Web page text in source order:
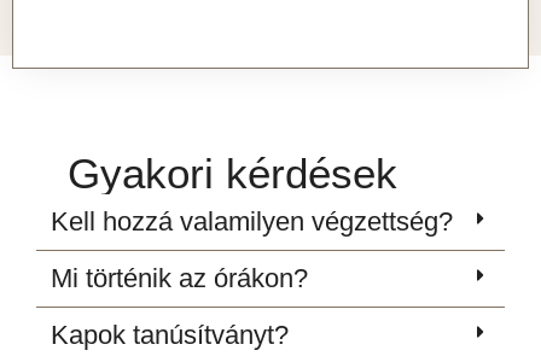
Gyakori kérdések
Kell hozzá valamilyen végzettség?
Mi történik az órákon?
Kapok tanúsítványt?